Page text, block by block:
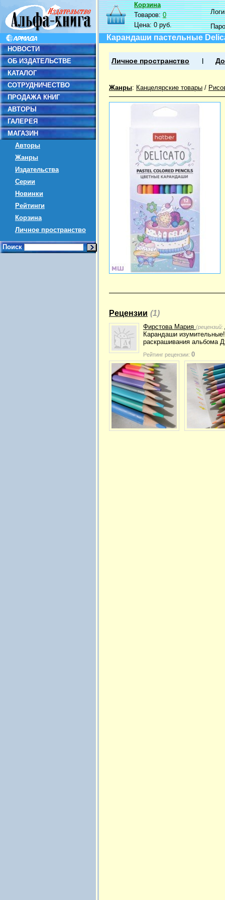
НОВОСТИ
ОБ ИЗДАТЕЛЬСТВЕ
КАТАЛОГ
СОТРУДНИЧЕСТВО
ПРОДАЖА КНИГ
АВТОРЫ
ГАЛЕРЕЯ
МАГАЗИН
Авторы
Жанры
Издательства
Серии
Новинки
Рейтинги
Корзина
Личное пространство
Поиск
Корзина
Товаров:0
Цена:0 руб.
Карандаши пастельные
Личное пространство
Жанры: Канцелярские товары /
Рецензии (1)
Фирстова Мария (рецензий:
Карандаши
раскрашивания альбома
Рейтинг рецензии: 0